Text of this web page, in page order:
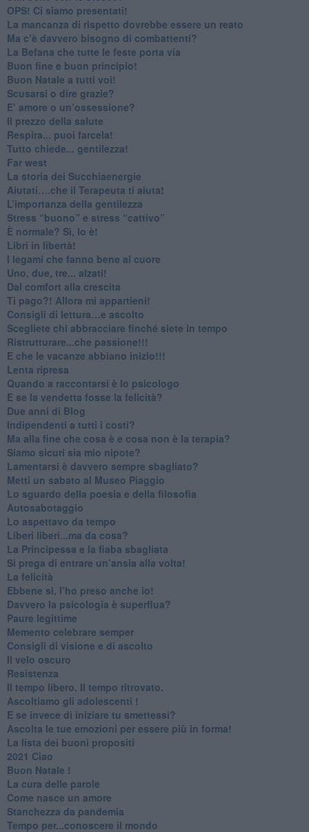
​OPS! Ci siamo presentati!
​La mancanza di rispetto dovrebbe essere un reato
​Ma c’è davvero bisogno di combattenti?
​La Befana che tutte le feste porta via
Buon fine e buon principio!
​Buon Natale a tutti voi!
​Scusarsi o dire grazie?
​E’ amore o un’ossessione?
​Il prezzo della salute
​Respira... puoi farcela!
​Tutto chiede... gentilezza!
​Far west
​La storia dei Succhiaenergie
​Aiutati….che il Terapeuta ti aiuta!
​L’importanza della gentilezza
​Stress “buono” e stress “cattivo”
​È normale? Sì, lo è!
​Libri in libertà!
​I legami che fanno bene al cuore
Uno, due, tre... alzati!​
​Dal comfort alla crescita
​Ti pago?! Allora mi appartieni!​
​Consigli di lettura…e ascolto
​Scegliete chi abbracciare finché siete in tempo
​Ristrutturare...che passione!!!
​E che le vacanze abbiano inizio!!!
​Lenta ripresa
​Quando a raccontarsi è lo psicologo
​E se la vendetta fosse la felicità?
​Due anni di Blog
​Indipendenti a tutti i costi?
​Ma alla fine che cosa è e cosa non è la terapia?
​Siamo sicuri sia mio nipote?
​Lamentarsi è davvero sempre sbagliato?
​Metti un sabato al Museo Piaggio
​Lo sguardo della poesia e della filosofia
Autosabotaggio
​Lo aspettavo da tempo
​Liberi liberi...ma da cosa?
​La Principessa e la fiaba sbagliata
Si prega di entrare un’ansia alla volta!
​La felicità
​Ebbene sì, l’ho preso anche io!
​Davvero la psicologia è superflua?
Paure legittime
​Memento celebrare semper
​Consigli di visione e di ascolto
​Il velo oscuro
Resistenza
​Il tempo libero. Il tempo ritrovato.
Ascoltiamo gli adolescenti !
​E se invece di iniziare tu smettessi?
​Ascolta le tue emozioni per essere più in forma!
​La lista dei buoni propositi
2021 Ciao
Buon Natale !
​La cura delle parole
​Come nasce un amore
Stanchezza da pandemia
​Tempo per...conoscere il mondo